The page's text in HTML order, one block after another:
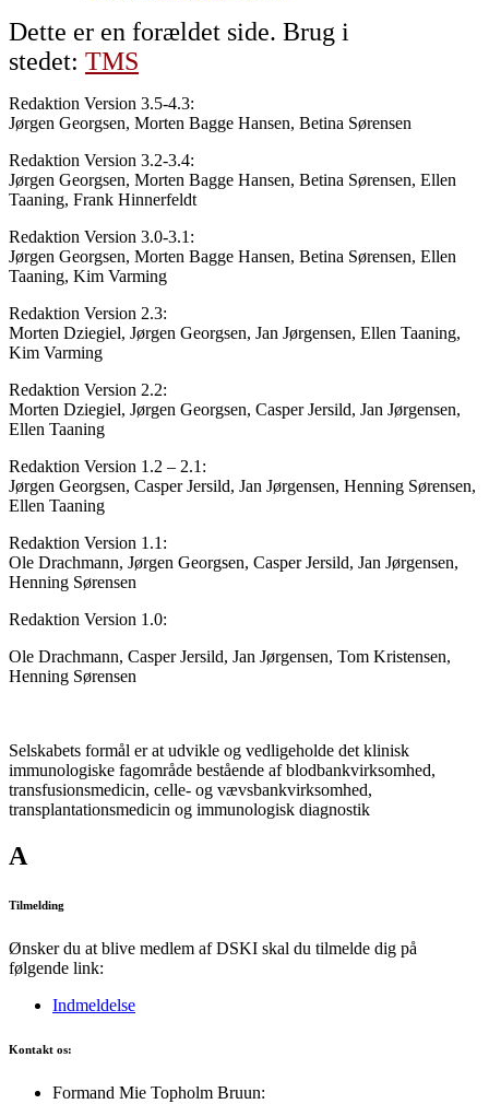
Dette er en forældet side. Brug i
stedet: TMS
Redaktion Version 3.5-4.3:
Jørgen Georgsen, Morten Bagge Hansen, Betina Sørensen
Redaktion Version 3.2-3.4:
Jørgen Georgsen, Morten Bagge Hansen, Betina Sørensen, Ellen
Taaning, Frank Hinnerfeldt
Redaktion Version 3.0-3.1:
Jørgen Georgsen, Morten Bagge Hansen, Betina Sørensen, Ellen
Taaning, Kim Varming
Redaktion Version 2.3:
Morten Dziegiel, Jørgen Georgsen, Jan Jørgensen, Ellen Taaning,
Kim Varming
Redaktion Version 2.2:
Morten Dziegiel, Jørgen Georgsen, Casper Jersild, Jan Jørgensen,
Ellen Taaning
Redaktion Version 1.2 – 2.1:
Jørgen Georgsen, Casper Jersild, Jan Jørgensen, Henning Sørensen,
Ellen Taaning
Redaktion Version 1.1:
Ole Drachmann, Jørgen Georgsen, Casper Jersild, Jan Jørgensen,
Henning Sørensen
Redaktion Version 1.0:
Ole Drachmann, Casper Jersild, Jan Jørgensen, Tom Kristensen,
Henning Sørensen
Selskabets formål er at udvikle og vedligeholde det klinisk
immunologiske fagområde bestående af blodbankvirksomhed,
transfusionsmedicin, celle- og vævsbankvirksomhed,
transplantationsmedicin og immunologisk diagnostik
A
Tilmelding
Ønsker du at blive medlem af DSKI skal du tilmelde dig på
følgende link:
Indmeldelse
Kontakt os:
Formand Mie Topholm Bruun: